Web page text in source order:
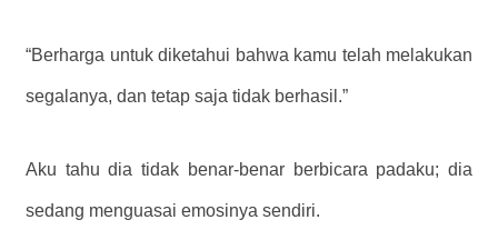
“Berharga untuk diketahui bahwa kamu telah melakukan
segalanya, dan tetap saja tidak berhasil.”
Aku tahu dia tidak benar-benar berbicara padaku; dia
sedang menguasai emosinya sendiri.